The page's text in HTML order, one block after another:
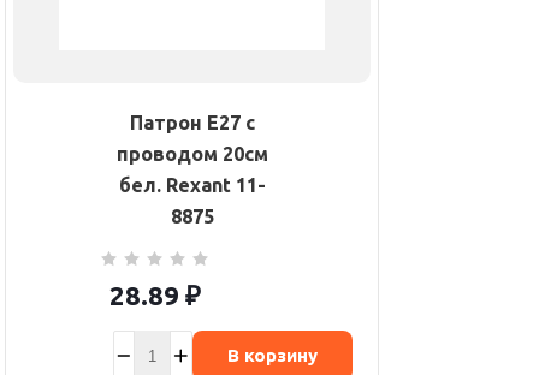
Патрон E27 с
проводом 20см
бел. Rexant 11-
8875
28.89 ₽
В корзину